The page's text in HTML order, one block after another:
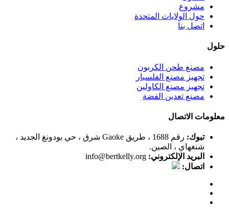
مشروع
حول الولايات المتحدة
اتصل بنا
حلول
مصنع طحن الكربون
تجهيز مصنع الفلسبار
تجهيز مصنع الكاولين
مصنع تعدين الفضة
معلومات الاتصال
تبوك:
رقم 1688 ، طريق Gaoke شرق ، حي بودونغ الجديد ،
شنغهاي ، الصين.
البريد الإلكتروني: info@bertkelly.org
اتصال: